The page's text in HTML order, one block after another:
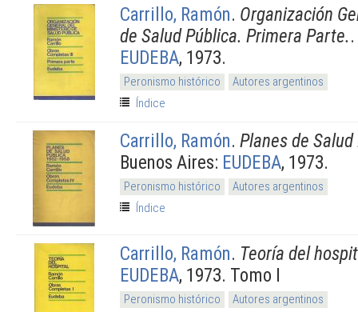
Carrillo, Ramón. Organización
de Salud Pública. Primera Parte.
EUDEBA, 1973.
Peronismo histórico
Autores argentinos
Índice
Carrillo, Ramón. Planes de
Buenos Aires: EUDEBA, 1973.
Peronismo histórico
Autores argentinos
Índice
Carrillo, Ramón. Teoría del
EUDEBA, 1973. Tomo I
Peronismo histórico
Autores argentinos